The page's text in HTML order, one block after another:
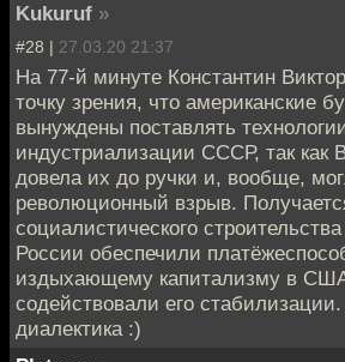
Kukuruf »
#28 | 27.03.20 21:37
На 77-й минуте Константин
точку зрения, что американские
вынуждены поставлять
индустриализации СССР, так как
довела их до ручки и, вообще,
революционный взрыв.
социалистического
России обеспечили
издыхающему капитализму в
содействовали его
диалектика :)